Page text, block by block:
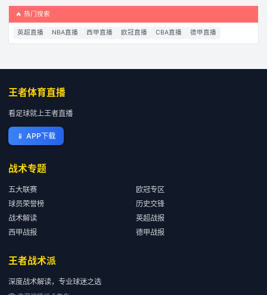
🔥 热门搜索
英超直播 NBA直播 西甲直播 欧冠直播 CBA直播 德甲直播
王者体育直播
看足球就上王者直播
📱 APP下载
战术专题
五大联赛
欧冠专区
球员荣誉榜
历史交锋
战术解读
英超战报
西甲战报
德甲战报
王者战术派
深度战术解读，专业球迷之选